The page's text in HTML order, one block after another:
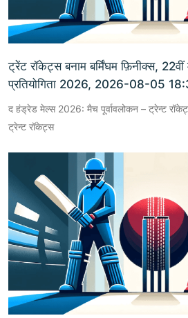
ट्रेंट रॉकेट्स बनाम बर्मिंघम फ़िनीक्स,
प्रतियोगिता 2026, 2026-08-05
द हंड्रेड मेल्स 2026: मैच पूर्वावलोकन – ट्रेन्ट
ट्रेन्ट रॉकेट्स